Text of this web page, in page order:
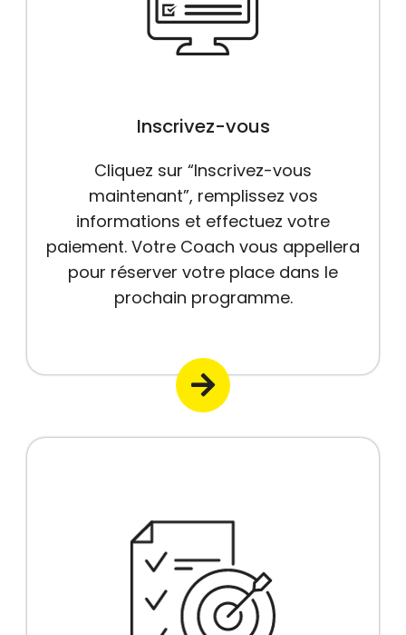
Inscrivez-vous
Cliquez sur “Inscrivez-vous
maintenant”, remplissez vos
informations et effectuez votre
paiement. Votre Coach vous appellera
pour réserver votre place dans le
prochain programme.